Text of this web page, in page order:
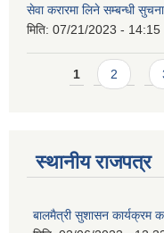
सेवा करारमा लिने सम्बन्धी सुचना
मिति: 07/21/2023 - 14:15
Pages
1 2
स्थानीय राजपत्र
बालमैत्री सुशासन कार्यक्रम